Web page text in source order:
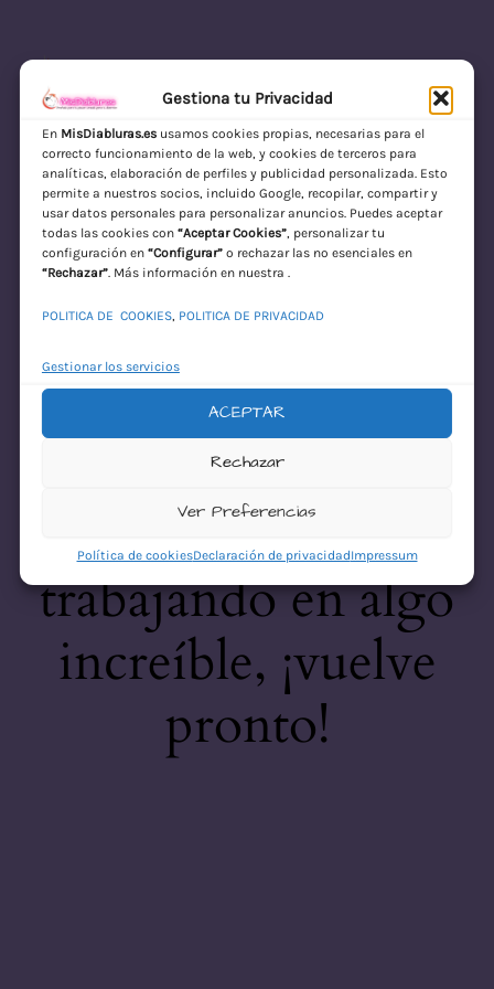
Gestiona tu Privacidad
En MisDiabluras.esusamos cookies propias, necesarias para el
correcto funcionamiento de la web, y cookies de terceros para
analíticas, elaboración de perfiles y publicidad personalizada. Esto
permite a nuestros socios, incluido Google, recopilar, compartir y
usar datos personales para personalizar anuncios. Puedes aceptar
todas las cookies con “Aceptar Cookies”, personalizar tu
configuración en “Configurar”o rechazar las no esenciales en
“Rechazar”. Más información en nuestra .
POLITICA DE COOKIES, POLITICA DE PRIVACIDAD
Gestionar los servicios
ACEPTAR
Rechazar
Ver Preferencias
Política de cookiesDeclaración de privacidadImpressum
MisDiabluras | Sexshop Online con Envío
Discreto en España
Acceder
¡Disculpa este
desastre! Estamos
trabajando en algo
increíble, ¡vuelve
pronto!